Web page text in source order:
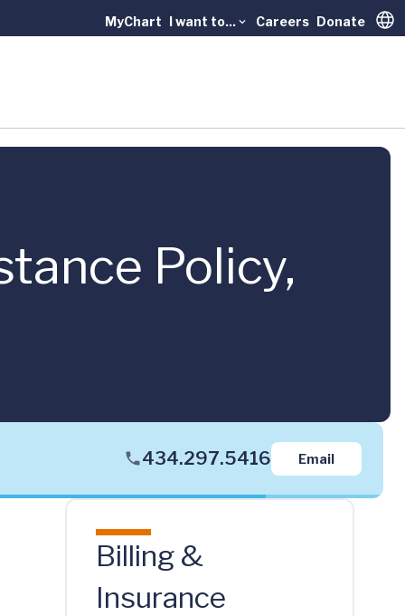
MyChart I want to... Careers Donate
Policy,
434.297.5416 Email
Billing &
Insurance